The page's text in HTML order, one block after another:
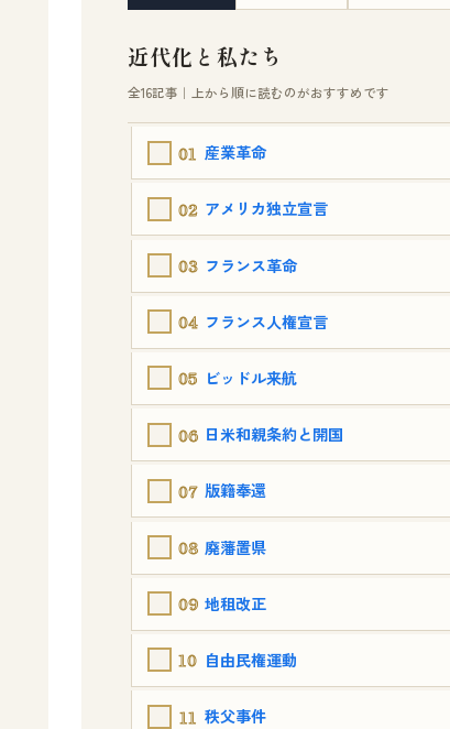
近代化と私たち
全16記事｜上から順に読むのがおすすめです
01 産業革命
02 アメリカ独立宣言
03 フランス革命
04 フランス人権宣言
05 ビッドル来航
06 日米和親条約と開国
07 版籍奉還
08 廃藩置県
09 地租改正
10 自由民権運動
11 秩父事件